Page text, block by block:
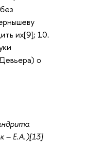
их[9]; 10.
о
– Е.А.)[13]